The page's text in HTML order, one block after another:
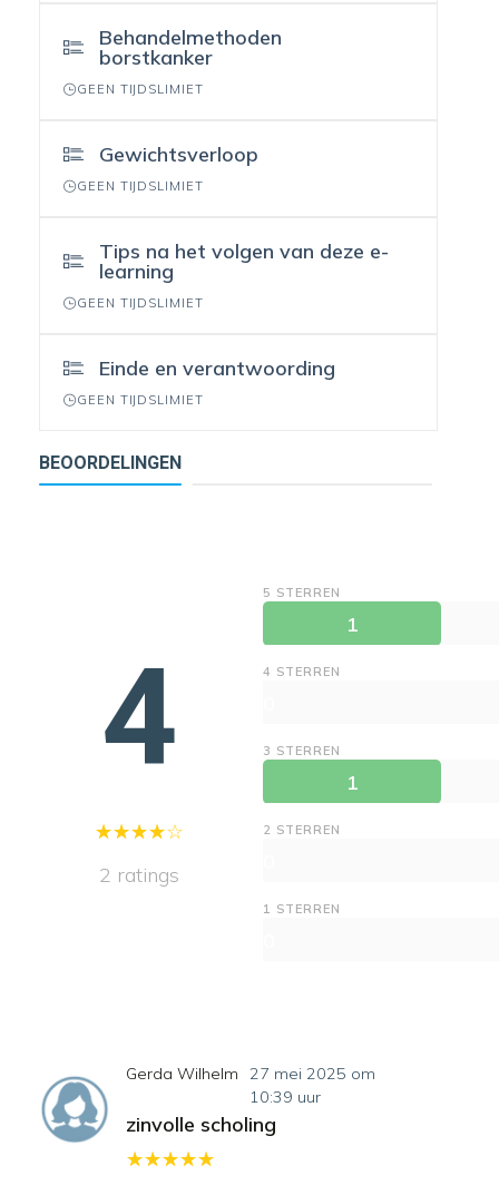
Behandelmethoden
borstkanker
GEEN TIJDSLIMIET
Gewichtsverloop
GEEN TIJDSLIMIET
Tips na het volgen van deze e-
learning
GEEN TIJDSLIMIET
Einde en verantwoording
GEEN TIJDSLIMIET
BEOORDELINGEN
4
2 ratings
5 STERREN
1
4 STERREN
3 STERREN
1
2 STERREN
1 STERREN
Gerda Wilhelm
27 mei 2025 om
10:39 uur
zinvolle scholing